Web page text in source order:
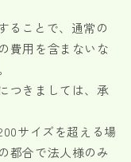
ることで、通常の
費用を含まないな
つきましては、承
サイズを超える場
都合で法人様のみ